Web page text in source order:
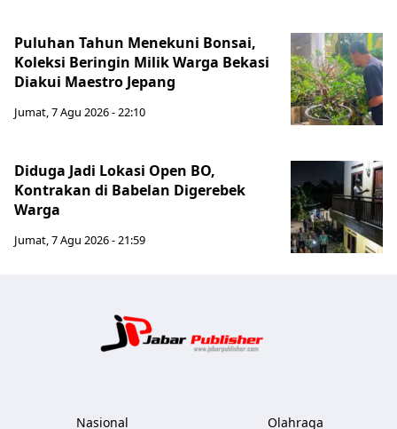
Puluhan Tahun Menekuni Bonsai,
Koleksi Beringin Milik Warga Bekasi
Diakui Maestro Jepang
Jumat, 7 Agu 2026 - 22:10
Diduga Jadi Lokasi Open BO,
Kontrakan di Babelan Digerebek
Warga
Jumat, 7 Agu 2026 - 21:59
Nasional Olahraga